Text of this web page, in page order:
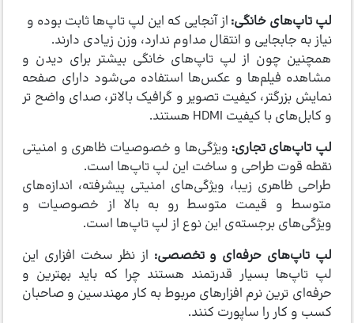
لپ تاپ‌های خانگی: از آنجایی که این لپ تاپ‌ها ثابت بوده و
نیاز به جابجایی و انتقال مداوم ندارد، وزن زیادی دارند.
همچنین چون از لپ تاپ‌های خانگی بیشتر برای دیدن و
مشاهده فیلم‌ها و عکس‌ها استفاده می‌شود دارای صفحه
نمایش بزرگتر، کیفیت تصویر و گرافیک بالاتر، صدای واضح تر
و کابل‌های با کیفیت HDMI هستند.
لپ تاپ‌های تجاری: ویژگی‌ها و خصوصیات ظاهری و امنیتی
نقطه قوت طراحی و ساخت این لپ تاپ‌ها است.
طراحی ظاهری زیبا، ویژگی‌های امنیتی پیشرفته، اندازه‌های
متوسط و قیمت متوسط رو به بالا از خصوصیات و
ویژگی‌های برجسته‌ی این نوع از لپ تاپ‌ها است.
لپ تاپ‌های حرفه‌ای و تخصصی: از نظر سخت افزاری این
لپ تاپ‌ها بسیار قدرتمند هستند چرا که باید بهترین و
حرفه‌ای ترین نرم افزارهای مربوط به کار مهندسین و صاحبان
کسب و کار را ساپورت کنند.